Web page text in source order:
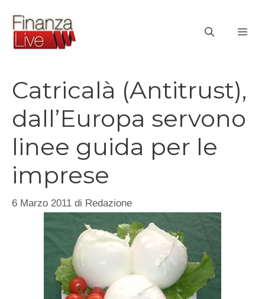
contenuto
Catricalà (Antitrust),
dall’Europa servono
linee guida per le
imprese
6 Marzo 2011 di Redazione